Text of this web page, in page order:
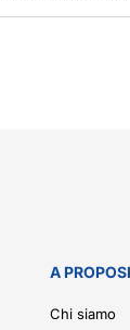
A
Chi siamo